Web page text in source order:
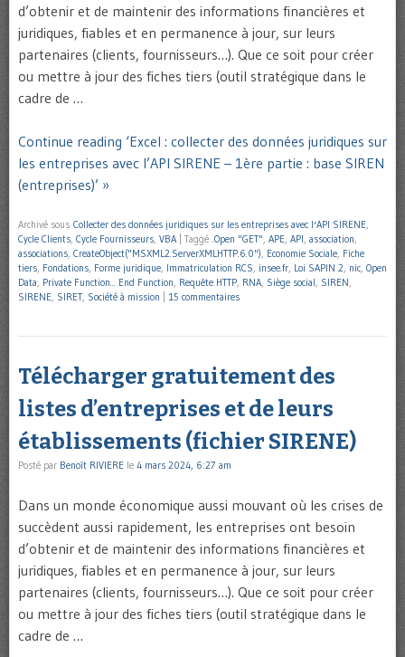
d’obtenir et de maintenir des informations financières et
juridiques, fiables et en permanence à jour, sur leurs
partenaires (clients, fournisseurs…). Que ce soit pour créer
ou mettre à jour des fiches tiers (outil stratégique dans le
cadre de …
Continue reading ‘Excel : collecter des données juridiques sur
les entreprises avec l’API SIRENE – 1ère partie : base SIREN
(entreprises)’ »
Archivé sous Collecter des données juridiques sur les entreprises avec l'API SIRENE,
Cycle Clients, Cycle Fournisseurs, VBA Taggé .Open "GET", APE, API, association,
associations, CreateObject("MSXML2.ServerXMLHTTP.6.0"), Economie Sociale, Fiche
tiers, Fondations, Forme juridique, Immatriculation RCS, insee.fr, Loi SAPIN 2, nic, Open
Data, Private Function... End Function, Requête HTTP, RNA, Siège social, SIREN,
SIRENE, SIRET, Société à mission 15 commentaires
Télécharger gratuitement des
listes d’entreprises et de leurs
établissements (fichier SIRENE)
Posté par Benoît RIVIERE le 4 mars 2024, 6:27 am
Dans un monde économique aussi mouvant où les crises de
succèdent aussi rapidement, les entreprises ont besoin
d’obtenir et de maintenir des informations financières et
juridiques, fiables et en permanence à jour, sur leurs
partenaires (clients, fournisseurs…). Que ce soit pour créer
ou mettre à jour des fiches tiers (outil stratégique dans le
cadre de …